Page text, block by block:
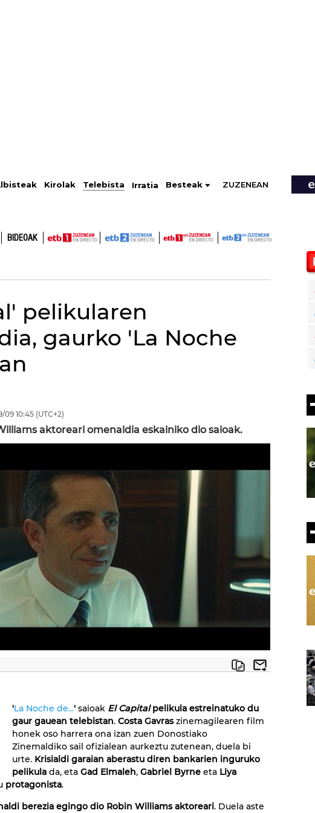
Kirolak Telebista Irratia Besteak ZUZENEAN
BIDEOAK
pelikularen
gaurko 'La Noche
09 10:45 (UTC+2)
aktoreari omenaldia eskainiko dio saioak.
'La Noche de...' saioak El Capitalpelikula estreinatuko du
gaur gauean telebistan. Costa Gavraszinemagilearen film
honek oso harrera ona izan zuen Donostiako
Zinemaldiko sail ofizialean aurkeztu zutenean, duela bi
urte. Krisialdi garaian aberastu diren bankarien inguruko
pelikula da, eta Gad Elmaleh, Gabriel Byrne eta Liya
protagonista.
berezia egingo dio Robin Williams aktoreari. Duela aste